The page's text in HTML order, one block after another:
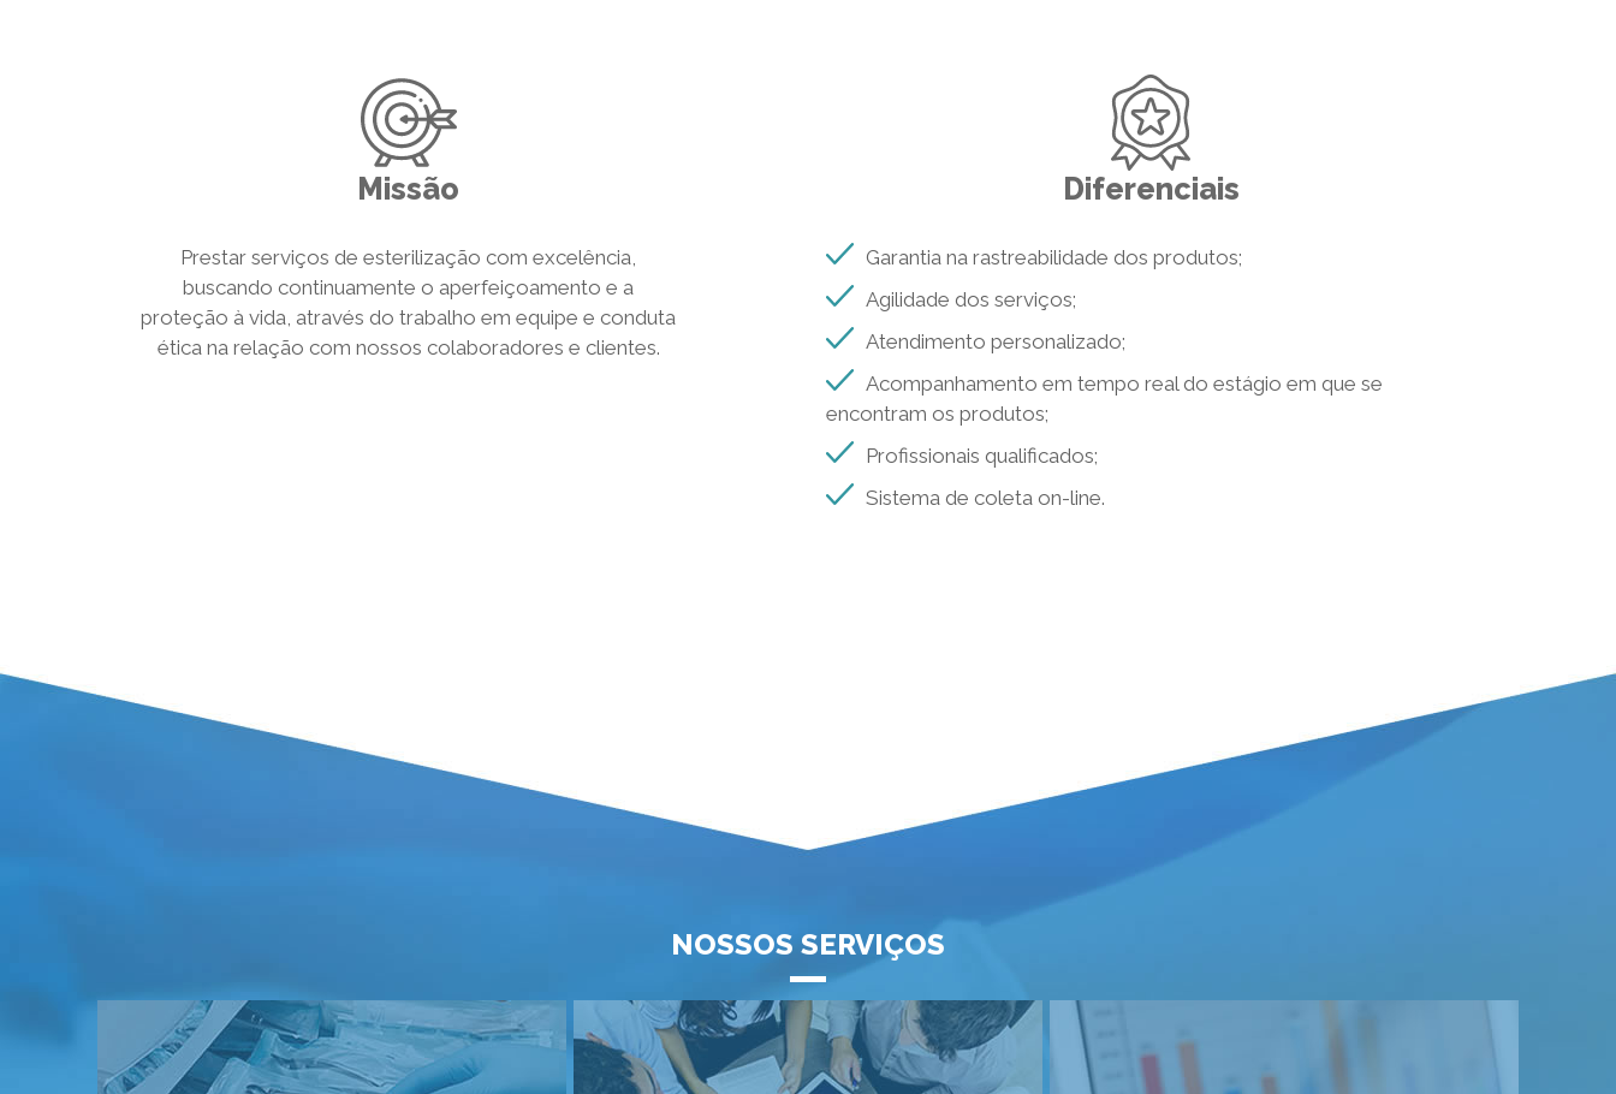
Missão
Prestar serviços de esterilização com excelência,
buscando continuamente o aperfeiçoamento e a
proteção à vida, através do trabalho em equipe e conduta
ética na relação com nossos colaboradores e clientes.
Diferenciais
Garantia na rastreabilidade dos produtos;
Agilidade dos serviços;
Atendimento personalizado;
Acompanhamento em tempo real do estágio em que se
encontram os produtos;
Profissionais qualificados;
Sistema de coleta on-line.
NOSSOS SERVIÇOS